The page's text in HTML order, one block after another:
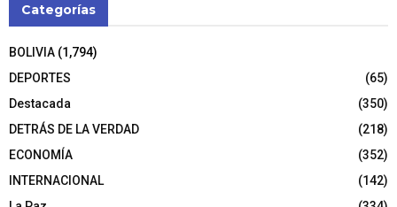
Categorías
BOLIVIA (1,794)
DEPORTES
(65)
Destacada
(350)
DETRÁS DE LA VERDAD
(218)
ECONOMÍA
(352)
INTERNACIONAL
(142)